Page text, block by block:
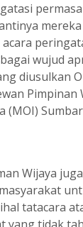
wujud
diusulkan
Pimpinan
(MOI)
Wijaya
tatacara